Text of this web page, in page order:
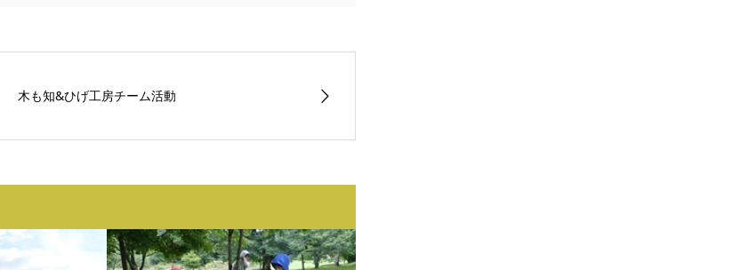
木も知&ひげ工房チーム活動